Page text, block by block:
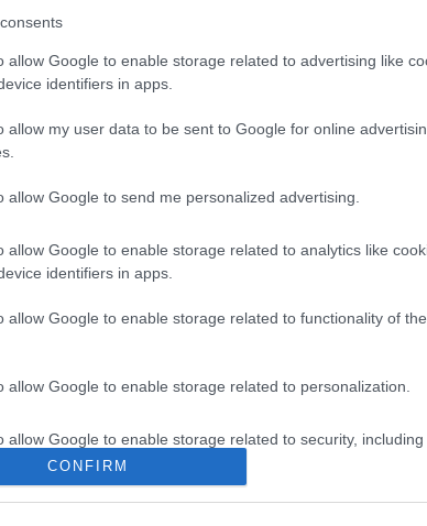
allow Google to enable storage related to advertising like
identifiers in apps.
allow my user data to be sent to Google for online
allow Google to send me personalized advertising.
allow Google to enable storage related to analytics like
identifiers in apps.
allow Google to enable storage related to functionality of
allow Google to enable storage related to personalization.
allow Google to enable storage related to security, including
functionality and fraud prevention, and other user
CONFIRM
Il Natale di Roma 2019
l’annullamento:
i
Successiva
ROMA Giorgia Meloni contro la